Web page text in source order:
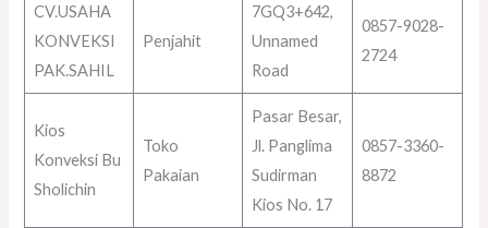
CV.USAHA
KONVEKSI
PAK.SAHIL
Penjahit
7GQ3+642,
Unnamed
Road
0857-9028-
2724
Kios
Konveksi Bu
Sholichin
Toko
Pakaian
Pasar Besar,
Jl. Panglima
Sudirman
Kios No. 17
0857-3360-
8872